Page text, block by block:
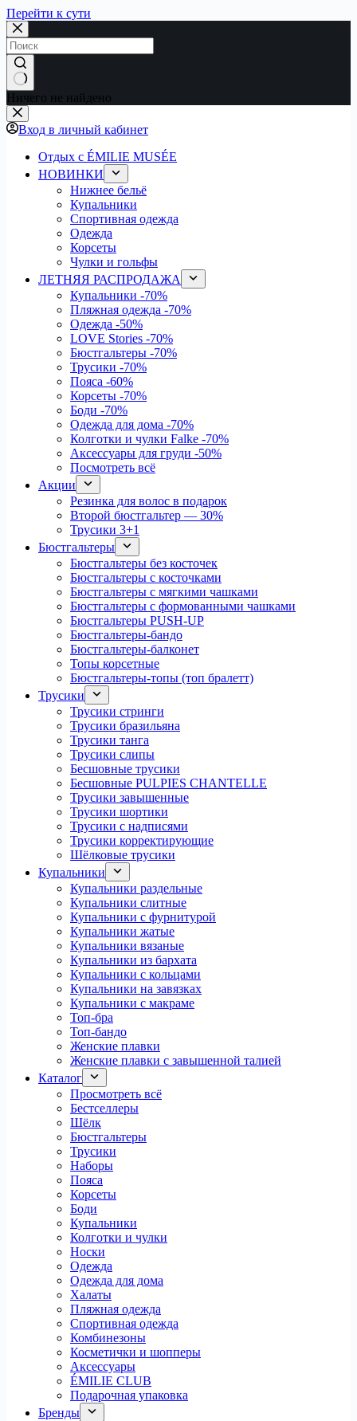
Перейти к сути
Ничего не найдено
Вход в личный кабинет
Отдых с ÉMILIE MUSÉE
НОВИНКИ
Нижнее бельё
Купальники
Спортивная одежда
Одежда
Корсеты
Чулки и гольфы
ЛЕТНЯЯ РАСПРОДАЖА
Купальники -70%
Пляжная одежда -70%
Одежда -50%
LOVE Stories -70%
Бюстгальтеры -70%
Трусики -70%
Пояса -60%
Корсеты -70%
Боди -70%
Одежда для дома -70%
Колготки и чулки Falke -70%
Аксессуары для груди -50%
Посмотреть всё
Акции
Резинка для волос в подарок
Второй бюстгальтер — 30%
Трусики 3+1
Бюстгальтеры
Бюстгальтеры без косточек
Бюстгальтеры с косточками
Бюстгальтеры с мягкими чашками
Бюстгальтеры с формованными чашками
Бюстгальтеры PUSH-UP
Бюстгальтеры-бандо
Бюстгальтеры-балконет
Топы корсетные
Бюстгальтеры-топы (топ бралетт)
Трусики
Трусики стринги
Трусики бразильяна
Трусики танга
Трусики слипы
Бесшовные трусики
Бесшовные PULPIES CHANTELLE
Трусики завышенные
Трусики шортики
Трусики с надписями
Трусики корректирующие
Шёлковые трусики
Купальники
Купальники раздельные
Купальники слитные
Купальники с фурнитурой
Купальники жатые
Купальники вязаные
Купальники из бархата
Купальники с кольцами
Купальники на завязках
Купальники с макраме
Топ-бра
Топ-бандо
Женские плавки
Женские плавки с завышенной талией
Каталог
Просмотреть всё
Бестселлеры
Шёлк
Бюстгальтеры
Трусики
Наборы
Пояса
Корсеты
Боди
Купальники
Колготки и чулки
Носки
Одежда
Одежда для дома
Халаты
Пляжная одежда
Спортивная одежда
Комбинезоны
Косметички и шопперы
Аксессуары
ÉMILIE CLUB
Подарочная упаковка
Бренды